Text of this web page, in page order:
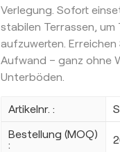
Verlegung. Sofort
stabilen Terrassen, um
aufzuwerten.
Aufwand – ganz ohne
Unterböden.
Artikelnr. :
Bestellung (MOQ)
: